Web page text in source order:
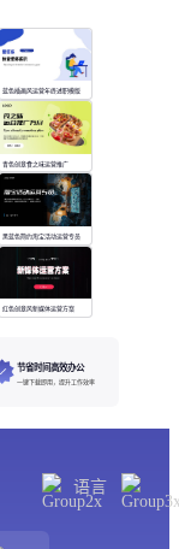
蓝色插画风运营年终述职模版
青色创意食之味运营推广
黑蓝色简约淘宝活动运营专员
红色创意风新媒体运营方案
节省时间高效办公
一键下载即用，提升工作效率
语言